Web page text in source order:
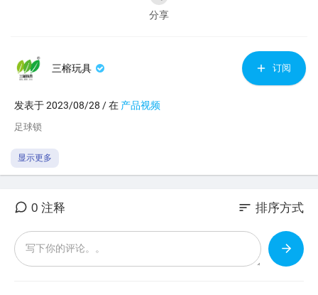
分享
三榕玩具 订阅
发表于 2023/08/28 / 在 产品视频
⁣足球锁
显示更多
0 注释 sort 排序方式